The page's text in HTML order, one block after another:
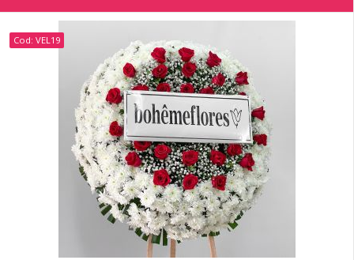
Cod: VEL19